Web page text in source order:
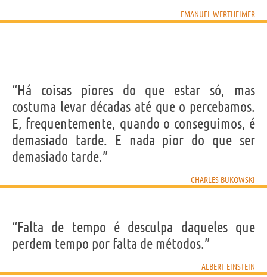
EMANUEL WERTHEIMER
“Há coisas piores do que estar só, mas
costuma levar décadas até que o percebamos.
E, frequentemente, quando o conseguimos, é
demasiado tarde. E nada pior do que ser
demasiado tarde.”
CHARLES BUKOWSKI
“Falta de tempo é desculpa daqueles que
perdem tempo por falta de métodos.”
ALBERT EINSTEIN